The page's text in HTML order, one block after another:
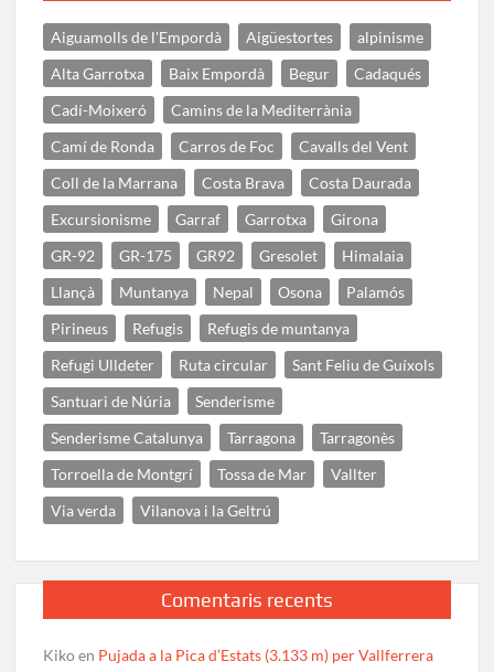
Aiguamolls de l'Empordà Aigüestortes
alpinisme
Alta Garrotxa
Baix Empordà Begur
Cadaqués
Cadí-Moixeró
Camins de la Mediterrània
Camí de Ronda
Carros de Foc
Cavalls del Vent
Coll de la Marrana
Costa Brava
Costa Daurada
Excursionisme
Garraf Garrotxa
Girona
GR-92
GR-175 GR92 Gresolet
Himalaia
Llançà
Muntanya Nepal Osona
Palamós
Pirineus
Refugis
Refugis de muntanya
Refugi Ulldeter
Ruta circular
Sant Feliu de Guíxols
Santuari de Núria
Senderisme
Senderisme Catalunya
Tarragona
Tarragonès
Torroella de Montgrí
Tossa de Mar
Vallter
Via verda
Vilanova i la Geltrú
Comentaris recents
Kikoen Pujada a la Pica d’Estats (3.133 m) per Vallferrera